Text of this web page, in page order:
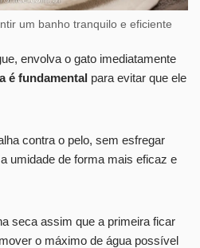
um banho tranquilo e eficiente
envolva o gato imediatamente
é fundamental para evitar que ele
contra o pelo, sem esfregar
umidade de forma mais eficaz e
seca assim que a primeira ficar
o máximo de água possível